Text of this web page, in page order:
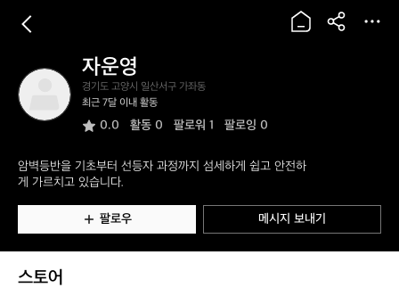
자
운
영
자운영
경기도 고양시 일산서구 가좌동
최근 7달 이내 활동
0.0 활동 0 팔로워 1 팔로잉 0
암벽등반을 기초부터 선등자 과정까지 섬세하게 쉽고 안전하
게 가르치고 있습니다.
팔로우 메시지 보내기
스토어